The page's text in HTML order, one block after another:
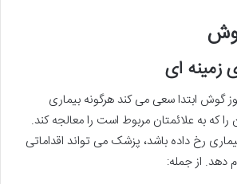
گوش ابتدا سعی می کند هرگونه بیماری
را که به علائمتان مربوط است را معالجه کند.
رخ داده باشد، پزشک می تواند اقداماتی
دهد. از جمله: